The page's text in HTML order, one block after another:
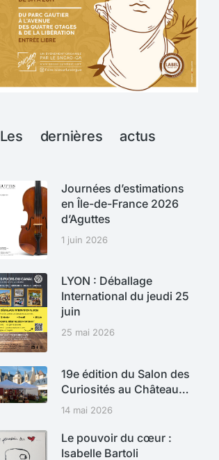
Les dernières actus
Journées d’estimations
en Île-de-France 2026
d’Aguttes
1 juin 2026
LYON : Déballage
International du jeudi 25
juin
25 mai 2026
19e édition du Salon des
Curiosités au Château…
14 mai 2026
Le pouvoir du cœur :
Isabelle Bartoli